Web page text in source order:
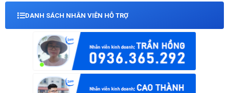
DANH SÁCH NHÂN VIÊN HỖ TRỢ